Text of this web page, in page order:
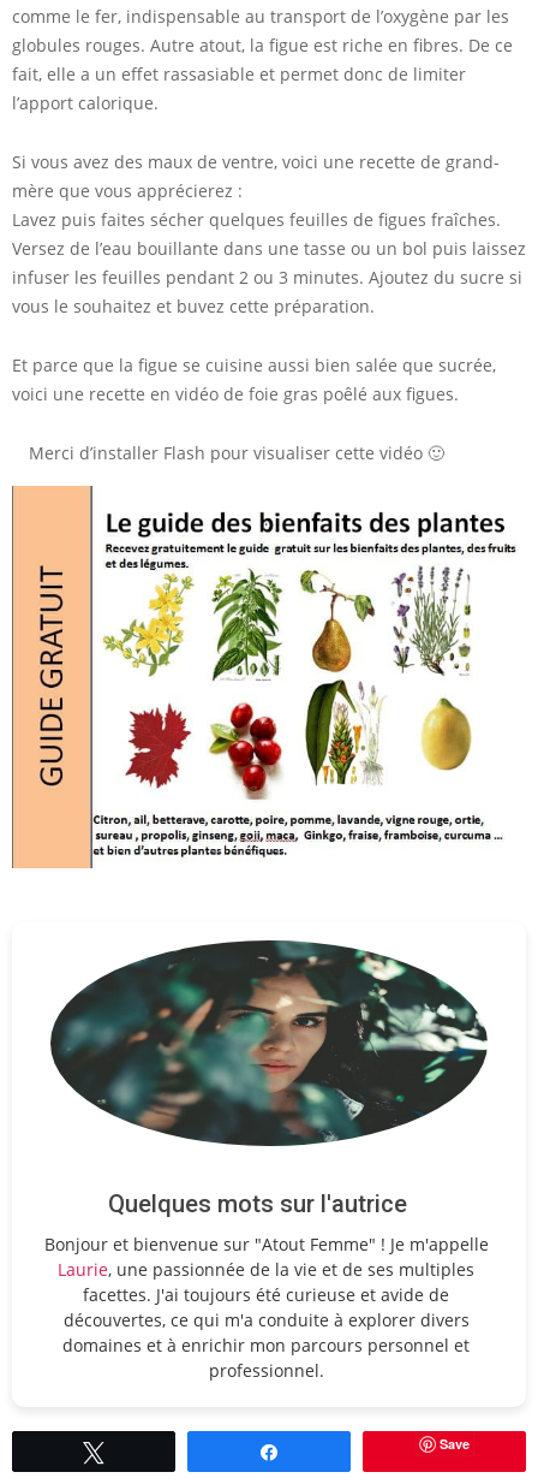
comme le fer, indispensable au transport de l’oxygène par les
globules rouges. Autre atout, la figue est riche en fibres. De ce
fait, elle a un effet rassasiable et permet donc de limiter
l’apport calorique.
Si vous avez des maux de ventre, voici une recette de grand-
mère que vous apprécierez :
Lavez puis faites sécher quelques feuilles de figues fraîches.
Versez de l’eau bouillante dans une tasse ou un bol puis laissez
infuser les feuilles pendant 2 ou 3 minutes. Ajoutez du sucre si
vous le souhaitez et buvez cette préparation.
Et parce que la figue se cuisine aussi bien salée que sucrée,
voici une recette en vidéo de foie gras poêlé aux figues.
Merci d’installer Flash pour visualiser cette vidéo 🙂
Quelques mots sur l'autrice
Bonjour et bienvenue sur "Atout Femme" ! Je m'appelle
Laurie, une passionnée de la vie et de ses multiples
facettes. J'ai toujours été curieuse et avide de
découvertes, ce qui m'a conduite à explorer divers
domaines et à enrichir mon parcours personnel et
professionnel.
Save